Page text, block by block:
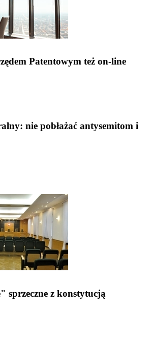
Patentowym też on-line
nie pobłażać antysemitom i
z konstytucją